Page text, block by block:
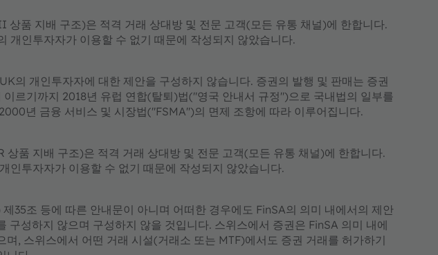
품 지배 구조)은 적격 거래 상대방 및 전문 고객(모든 유통 채널)에 한합니다.
개인투자자가 이용할 수 없기 때문에 작성되지 않았습니다.
의 개인투자자에 대한 제안을 구성하지 않습니다. 증권의 발행 및 판매는 증권
르기까지 2018년 유럽 연합(탈퇴)법("영국 안내서 규정")으로 국내법의 일부를
년 금융 서비스 및 시장법("FSMA")의 면제 조항에 따라 이루어집니다.
품 지배 구조)은 적격 거래 상대방 및 전문 고객(모든 유통 채널)에 한합니다.
투자자가 이용할 수 없기 때문에 작성되지 않았습니다.
35조 등에 따른 안내문이 아니며 어떠한 경우에도 FinSA의 의미 내에서의 제안
구성하지 않으며 구성하지 않을 것입니다. 스위스에서 증권은 FinSA 의미 내에
, 스위스에서 어떤 거래 시설(거래소 또는 MTF)에서도 증권 거래를 허가하기